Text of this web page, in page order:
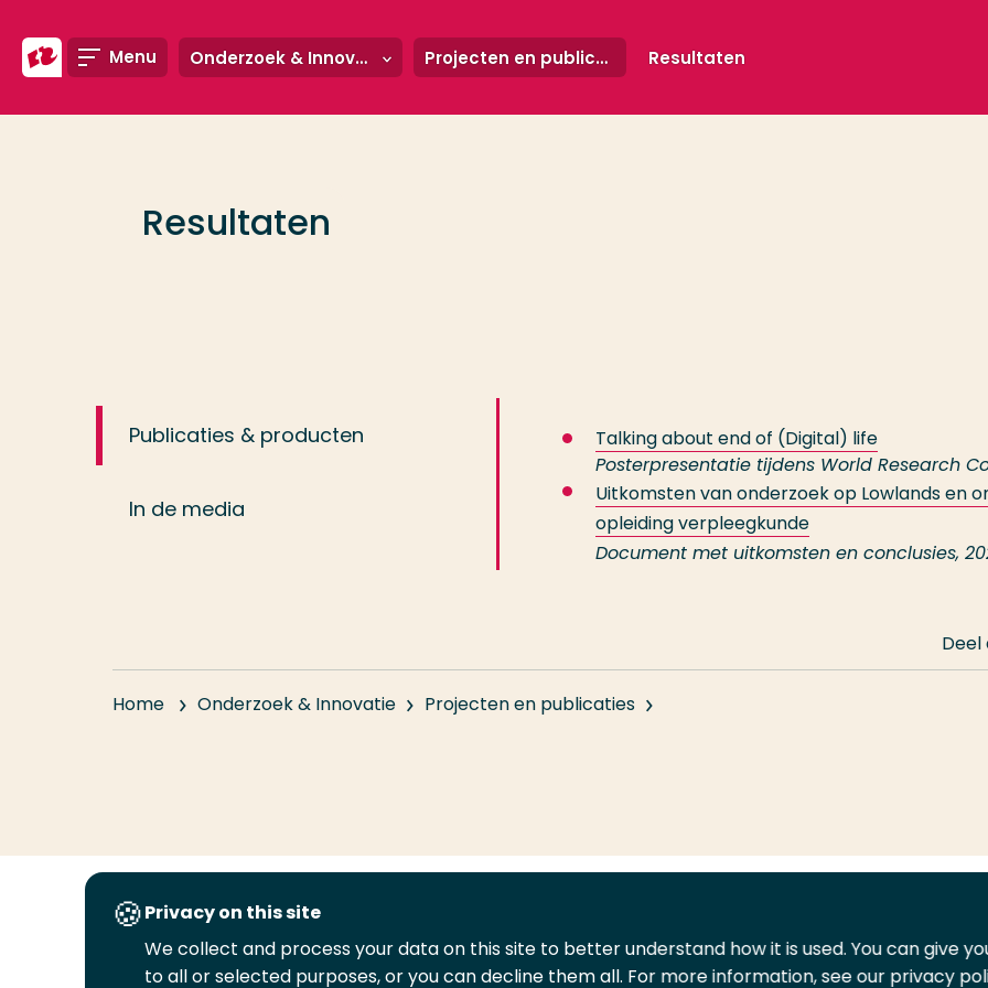
Menu Onderzoek & Innovatie Projecten en publicaties Resultaten
Resultaten
Publicaties & producten
Talking about end of (Digital) life
Posterpresentatie tijdens World Research
Uitkomsten van onderzoek op Lowlands en
opleiding verpleegkunde
Document met uitkomsten en conclusies,
In de media
Home Onderzoek & Innovatie Projecten en publicaties
Deel
Volg
ons
op
Volg
ons
op
Volg
ons
op
Volg
ons
op
Juridisch Security A-Z Index Contact Leveranciers
Privacy on this site
We collect and process your data on this site to better understand how it is used. You can give
to all or selected purposes, or you can decline them all. For more information, see our privacy